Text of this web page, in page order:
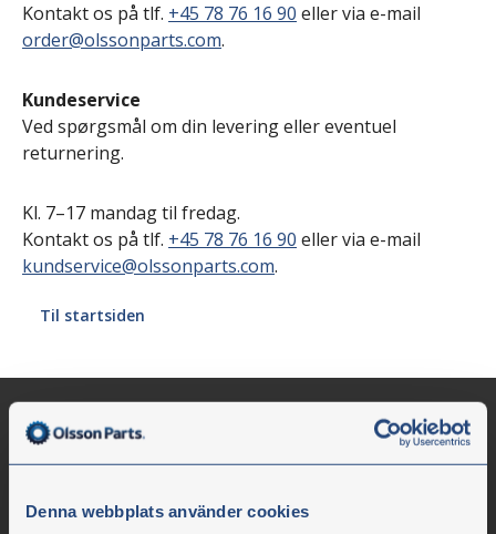
Denna webbplats använder cookies
Kontakt os på tlf. +45 78 76 16 90 eller via e-mail
order@olssonparts.com.
Kundeservice
Ved spørgsmål om din levering eller eventuel
returnering.
Kl. 7–17 mandag til fredag.
Kontakt os på tlf. +45 78 76 16 90 eller via e-mail
kundservice@olssonparts.com.
Til startsiden